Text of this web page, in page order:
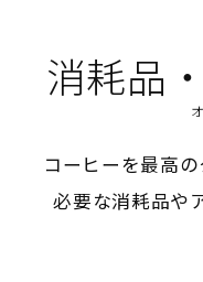
消耗品
コーヒーを最高
必要な消耗品や